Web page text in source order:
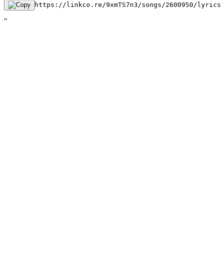
https://linkco.re/9xmTS7n3/songs/2600950/
"